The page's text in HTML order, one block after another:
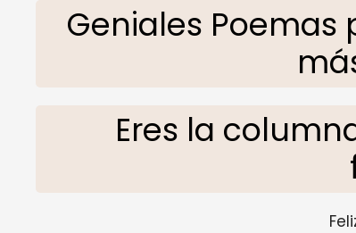
Geniales Poemas
Eres la